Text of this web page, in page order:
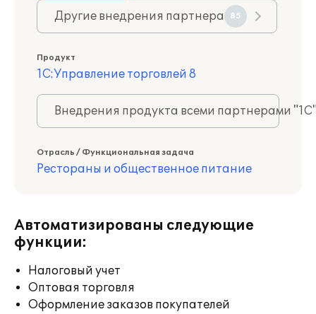
Другие внедрения партнера 85
Продукт
1С:Управление торговлей 8
Внедрения продукта всеми партнерами
Отрасль / Функциональная задача
Рестораны и общественное питание
Автоматизированы следующие
функции:
Налоговый учет
Оптовая торговля
Оформление заказов покупателей